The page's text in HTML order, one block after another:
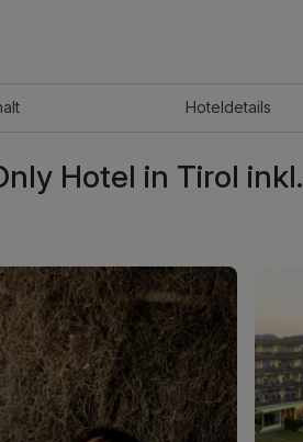
Hoteldetails
Hotel in Tirol inkl.